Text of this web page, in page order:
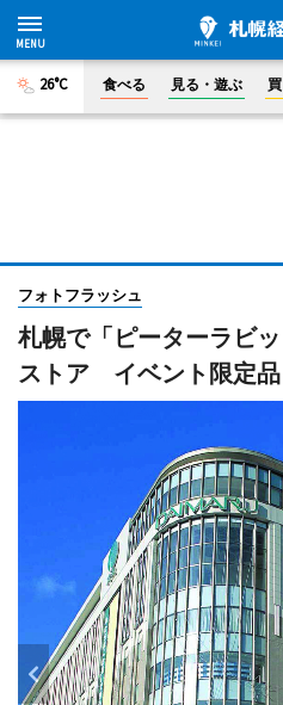
26°C 食べる 見る・遊ぶ
フォトフラッシュ
札幌で「ピーターラビ
ストア イベント限定品